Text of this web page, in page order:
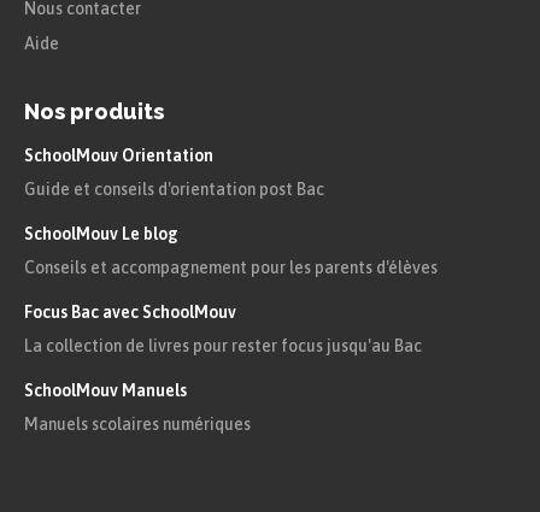
Nous contacter
Aide
Nos produits
SchoolMouv Orientation
Guide et conseils d'orientation post Bac
SchoolMouv Le blog
Conseils et accompagnement pour les parents d'élèves
Focus Bac avec SchoolMouv
La collection de livres pour rester focus jusqu'au Bac
SchoolMouv Manuels
Manuels scolaires numériques